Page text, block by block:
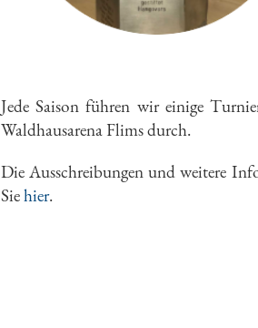
Jede Saison führen wir einige
Waldhausarena Flims durch.
Die Ausschreibungen und weitere
Siehier.